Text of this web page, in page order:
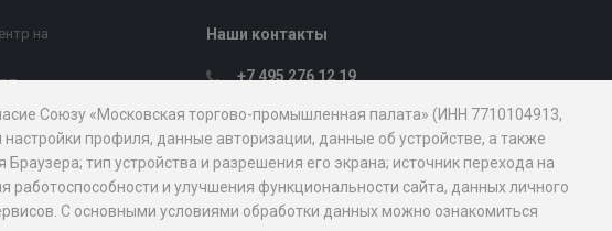
на
Наши контакты
+7 495 276 12 19
107031, Москва, ул. Петровка, д. 15, стр.
1
mostpp@mostpp.ru
Пресс-служба
Союзу «Московская торгово-промышленная палата» (ИНН 7710104913,
профиля, данные авторизации, данные об устройстве, а также
тип устройства и разрешения его экрана; источник перехода на
и улучшения функциональности сайта, данных личного
С основными условиями обработки данных можно ознакомиться